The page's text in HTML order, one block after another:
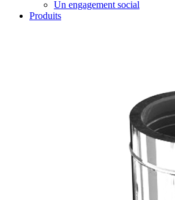
Un engagement social
Produits